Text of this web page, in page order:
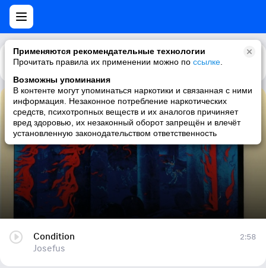
Применяются рекомендательные технологии
Прочитать правила их применении можно по ссылке
Возможны упоминания
В контенте могут упоминаться наркотики и связанная с ними
информация. Незаконное потребление наркотических
средств, психотропных веществ и их аналогов причиняет
вред здоровью, их незаконный оборот запрещён и влечёт
установленную законодательством ответственность
Каталог Рекомендации
Condition
Josefus
Condition
Josefus
2:58